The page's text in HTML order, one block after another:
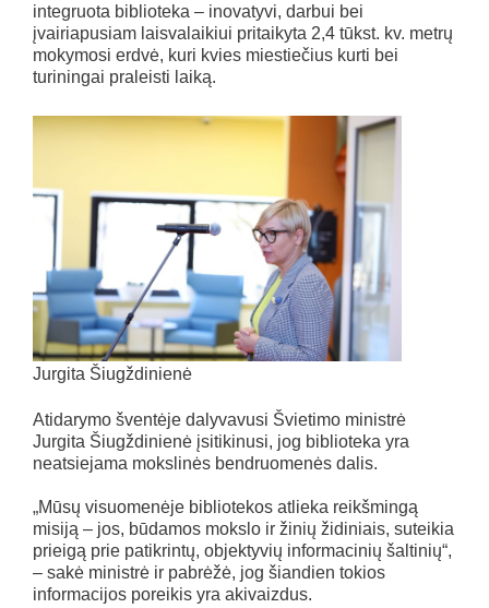
integruota biblioteka – inovatyvi, darbui bei
įvairiapusiam laisvalaikiui pritaikyta 2,4 tūkst. kv. metrų
mokymosi erdvė, kuri kvies miestiečius kurti bei
turiningai praleisti laiką.
Jurgita Šiugždinienė
Atidarymo šventėje dalyvavusi Švietimo ministrė
Jurgita Šiugždinienė įsitikinusi, jog biblioteka yra
neatsiejama mokslinės bendruomenės dalis.
„Mūsų visuomenėje bibliotekos atlieka reikšmingą
misiją – jos, būdamos mokslo ir žinių židiniais, suteikia
prieigą prie patikrintų, objektyvių informacinių šaltinių“,
– sakė ministrė ir pabrėžė, jog šiandien tokios
informacijos poreikis yra akivaizdus.